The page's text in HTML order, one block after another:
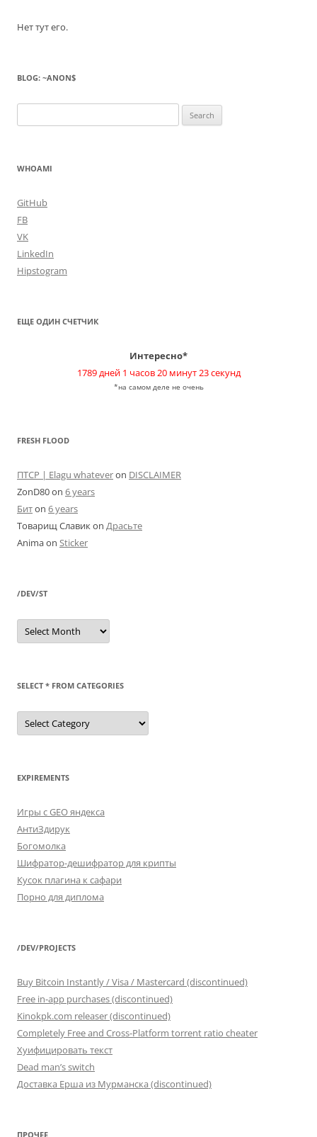
Нет тут его.
BLOG: ~ANON$
for:
WHOAMI
GitHub
FB
VK
LinkedIn
Hipstogram
ЕЩЕ ОДИН СЧЕТЧИК
Интересно*
1789 дней 1 часов 20 минут 23 секунд
*на самом деле не очень
FRESH FLOOD
ПТСР | Elagu whateveron DISCLAIMER
ZonD80on 6 years
Битon 6 years
Товарищ Славикon Драсьте
Animaon Sticker
/DEV/ST
/dev/st
SELECT * FROM CATEGORIES
SELECT
FROM
EXPIREMENTS
Игры с GEO яндекса
АнтиЗдирук
Богомолка
Шифратор-дешифратор для крипты
Кусок плагина к сафари
Порно для диплома
/DEV/PROJECTS
Buy Bitcoin Instantly / Visa / Mastercard (discontinued)
Free in-app purchases (discontinued)
Kinokpk.com releaser (discontinued)
Completely Free and Cross-Platform torrent ratio cheater
Хуифицировать текст
Dead man’s switch
Доставка Ерша из Мурманска (discontinued)
ПРОЧЕЕ